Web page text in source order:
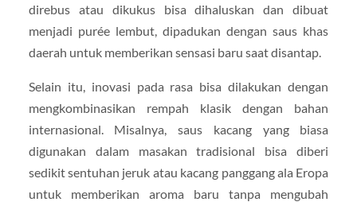
direbus atau dikukus bisa dihaluskan dan dibuat
menjadi purée lembut, dipadukan dengan saus khas
daerah untuk memberikan sensasi baru saat disantap.
Selain itu, inovasi pada rasa bisa dilakukan dengan
mengkombinasikan rempah klasik dengan bahan
internasional. Misalnya, saus kacang yang biasa
digunakan dalam masakan tradisional bisa diberi
sedikit sentuhan jeruk atau kacang panggang ala Eropa
untuk memberikan aroma baru tanpa mengubah